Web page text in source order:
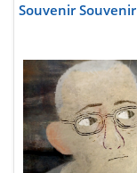
Souvenir Souvenir